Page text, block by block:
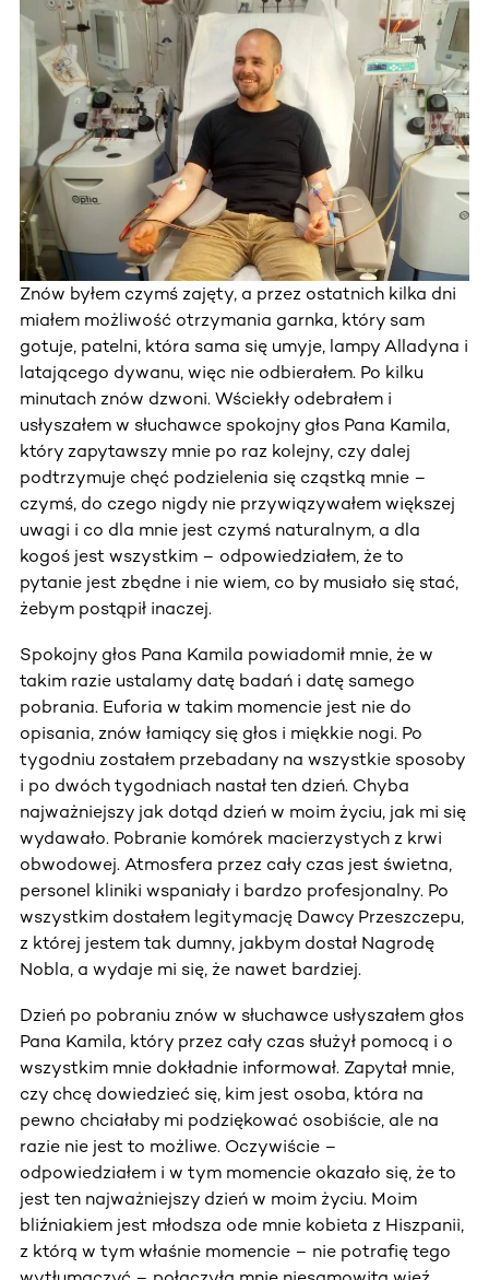
Znów byłem czymś zajęty, a przez ostatnich kilka dni
miałem możliwość otrzymania garnka, który sam
gotuje, patelni, która sama się umyje, lampy Alladyna i
latającego dywanu, więc nie odbierałem. Po kilku
minutach znów dzwoni. Wściekły odebrałem i
usłyszałem w słuchawce spokojny głos Pana Kamila,
który zapytawszy mnie po raz kolejny, czy dalej
podtrzymuje chęć podzielenia się cząstką mnie –
czymś, do czego nigdy nie przywiązywałem większej
uwagi i co dla mnie jest czymś naturalnym, a dla
kogoś jest wszystkim – odpowiedziałem, że to
pytanie jest zbędne i nie wiem, co by musiało się stać,
żebym postąpił inaczej.
Spokojny głos Pana Kamila powiadomił mnie, że w
takim razie ustalamy datę badań i datę samego
pobrania. Euforia w takim momencie jest nie do
opisania, znów łamiący się głos i miękkie nogi. Po
tygodniu zostałem przebadany na wszystkie sposoby
i po dwóch tygodniach nastał ten dzień. Chyba
najważniejszy jak dotąd dzień w moim życiu, jak mi się
wydawało. Pobranie komórek macierzystych z krwi
obwodowej. Atmosfera przez cały czas jest świetna,
personel kliniki wspaniały i bardzo profesjonalny. Po
wszystkim dostałem legitymację Dawcy Przeszczepu,
z której jestem tak dumny, jakbym dostał Nagrodę
Nobla, a wydaje mi się, że nawet bardziej.
Dzień po pobraniu znów w słuchawce usłyszałem głos
Pana Kamila, który przez cały czas służył pomocą i o
wszystkim mnie dokładnie informował. Zapytał mnie,
czy chcę dowiedzieć się, kim jest osoba, która na
pewno chciałaby mi podziękować osobiście, ale na
razie nie jest to możliwe. Oczywiście –
odpowiedziałem i w tym momencie okazało się, że to
jest ten najważniejszy dzień w moim życiu. Moim
bliźniakiem jest młodsza ode mnie kobieta z Hiszpanii,
z którą w tym właśnie momencie – nie potrafię tego